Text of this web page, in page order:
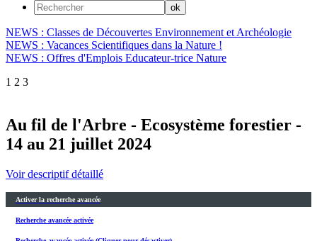
NEWS : Classes de Découvertes Environnement et Archéologie
NEWS : Vacances Scientifiques dans la Nature !
NEWS : Offres d'Emplois Educateur-trice Nature
1 2 3
Au fil de l'Arbre - Ecosystème forestier -
14 au 21 juillet 2024
Voir descriptif détaillé
Activer la recherche avancée
Recherche avancée activée